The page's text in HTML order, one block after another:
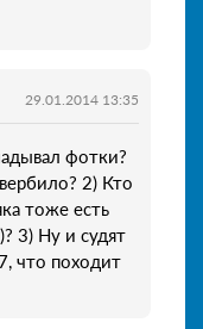
29.01.2014 13:35
фотки?
2) Кто
тоже есть
3) Ну и судят
что походит